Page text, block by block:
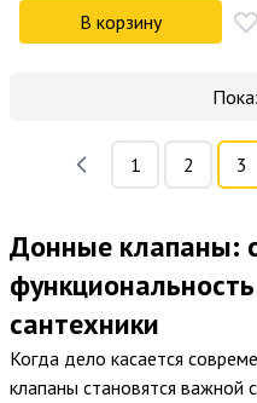
В корзину
1 2 3
Донные клапаны:
сантехники
Когда дело касается
клапаны становятся